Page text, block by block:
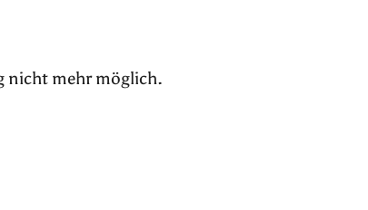
nicht mehr möglich.